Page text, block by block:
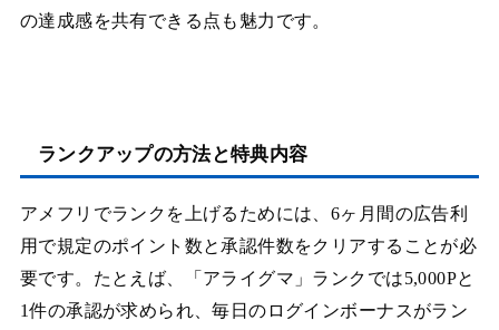
の達成感を共有できる点も魅力です。
ランクアップの方法と特典内容
アメフリでランクを上げるためには、6ヶ月間の広告利
用で規定のポイント数と承認件数をクリアすることが必
要です。たとえば、「アライグマ」ランクでは5,000Pと
1件の承認が求められ、毎日のログインボーナスがラン